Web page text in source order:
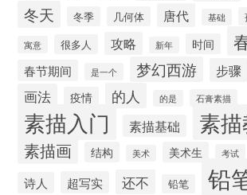
冬天 冬季 几何体 唐代 基础
寓意 很多人 攻略 新年 时间
春节期间 是一个 梦幻西游 步骤
画法 疫情 的人 的是 石膏素描
素描入门 素描基础 素
素描画 结构 美术 美术生 考试
诗人 超写实 还不 铅笔 铅